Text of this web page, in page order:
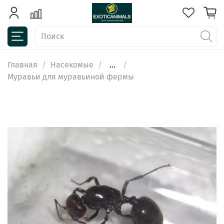
Главная Насекомые
...
Муравьи для муравьиной фермы